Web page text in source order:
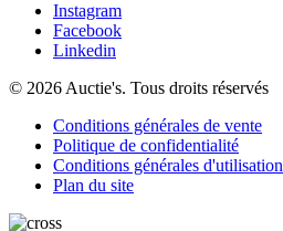
Instagram
Facebook
Linkedin
© 2026 Auctie's. Tous droits réservés
Conditions générales de vente
Politique de confidentialité
Conditions générales d'utilisation
Plan du site